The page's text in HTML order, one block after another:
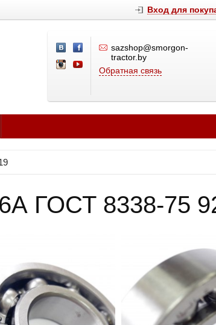
Вход для
sazshop@smorgon-
tractor.by
Обратная связь
ГОСТ 8338-75